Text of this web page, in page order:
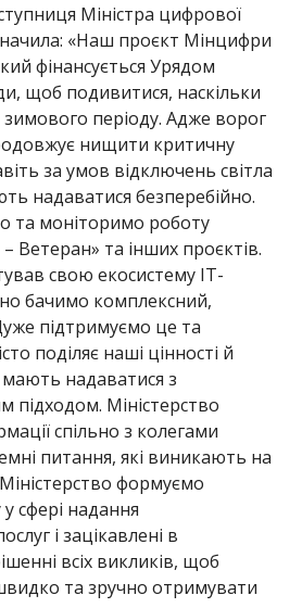
Міністра цифрової
«Наш проєкт Мінцифри
фінансується Урядом
щоб подивитися, наскільки
періоду. Адже ворог
нищити критичну
за умов відключень світла
надаватися безперебійно.
та моніторимо роботу
Ветеран» та інших проєктів.
свою екосистему IT-
бачимо комплексний,
підтримуємо це та
поділяє наші цінності й
мають надаватися з
Міністерство
спільно з колегами
питання, які виникають на
формуємо
сфері надання
і зацікавлені в
всіх викликів, щоб
та зручно отримувати